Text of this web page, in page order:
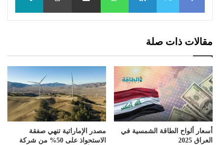
مقالات ذات صلة
أسعار ألواح الطاقة الشمسية في
العراق 2025
مصدر الإماراتية تنهي صفقة
الاستحواذ على 50% من شركة